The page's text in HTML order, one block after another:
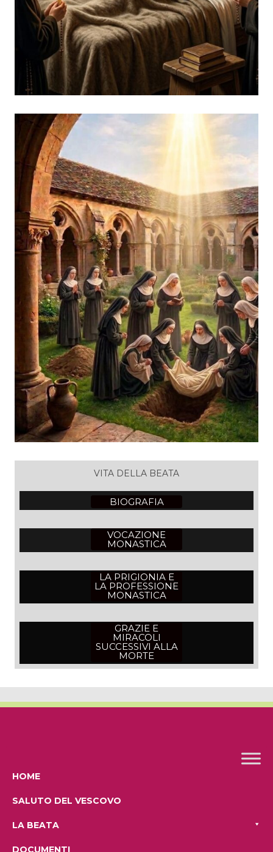
VITA DELLA BEATA
BIOGRAFIA
VOCAZIONE
MONASTICA
LA PRIGIONIA E
LA PROFESSIONE
MONASTICA
GRAZIE E
MIRACOLI
SUCCESSIVI ALLA
MORTE
HOME
SALUTO DEL VESCOVO
LA BEATA
DOCUMENTI